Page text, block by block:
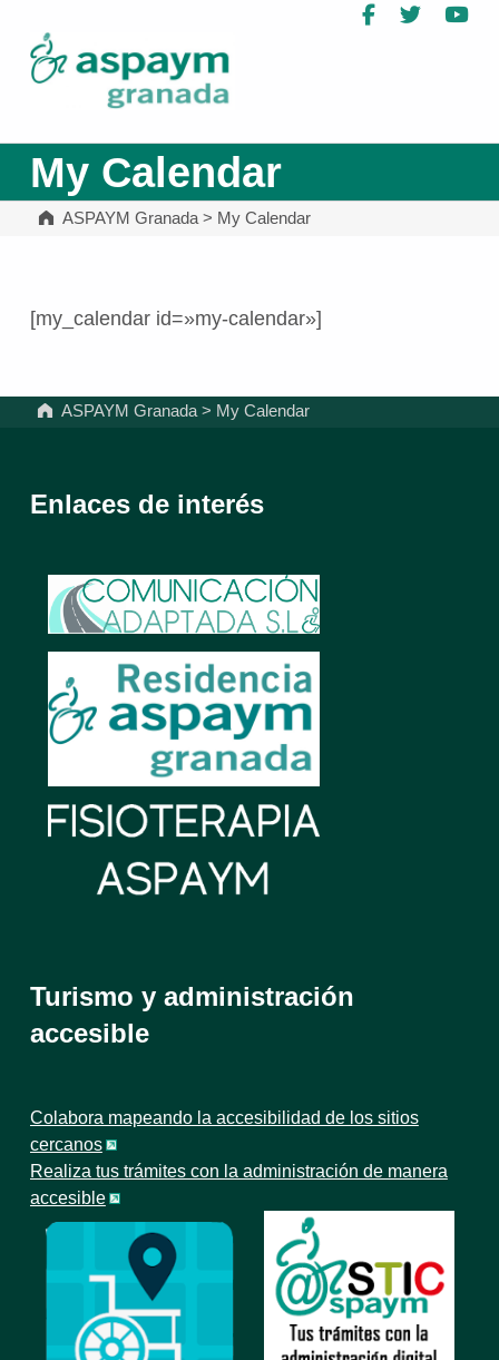
Facebook
Twitter
My Calendar
ASPAYM Granada> My Calendar
[my_calendar id=»my-calendar»]
ASPAYM Granada > My Calendar
Enlaces de interés
Turismo y administración
accesible
Colabora mapeando la accesibilidad de los sitios
cercanos
Realiza tus trámites con la administración de manera
accesible